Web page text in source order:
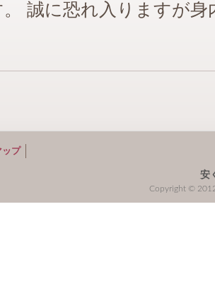
誠に恐れ入りますが身
ップ
安
Copyright © 2012